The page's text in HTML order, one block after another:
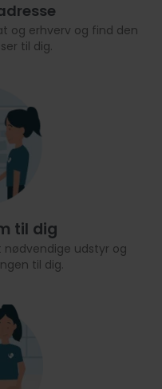
og erhverv og find den
til dig.
til dig
udstyr og
til dig.